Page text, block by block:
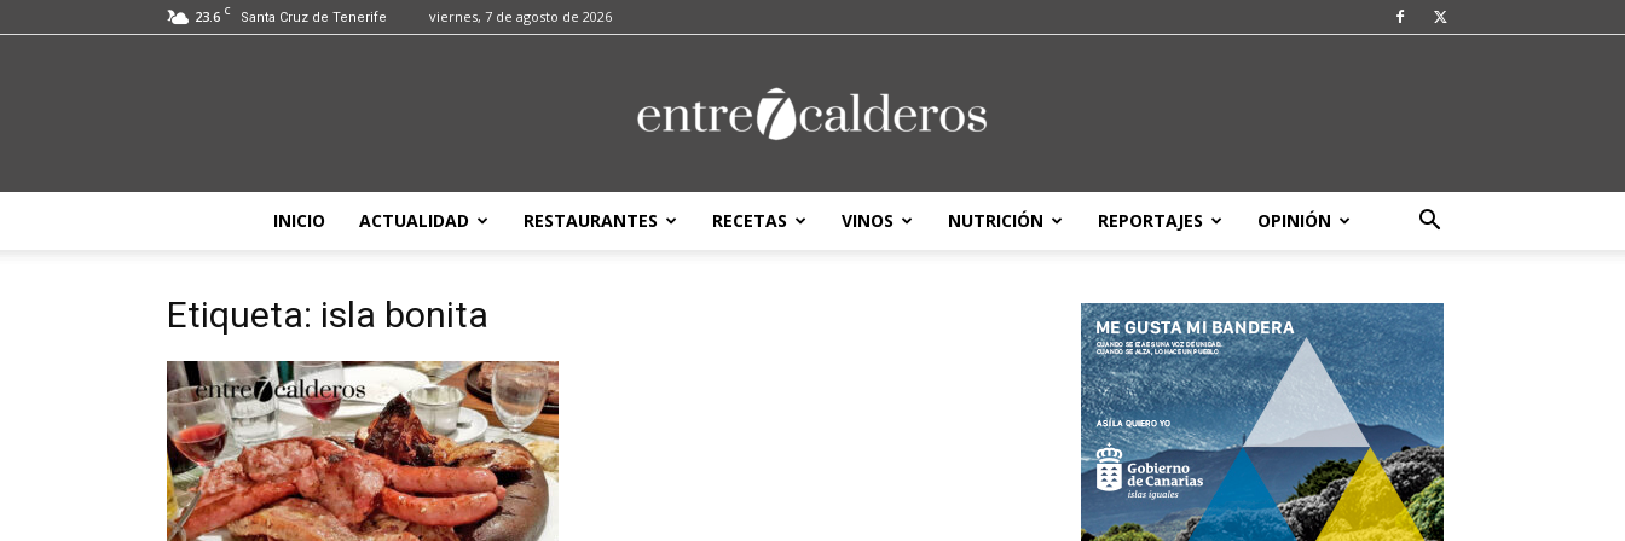
23.6 C Santa Cruz de Tenerife viernes, 7 de agosto de 2026
entre7calderos
INICIO ACTUALIDAD RESTAURANTES RECETAS VINOS NUTRICIÓN REPORTAJES OPINIÓN
Etiqueta: isla bonita